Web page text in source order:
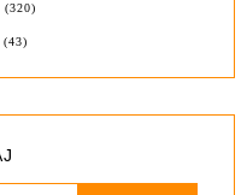
(320)
(43)